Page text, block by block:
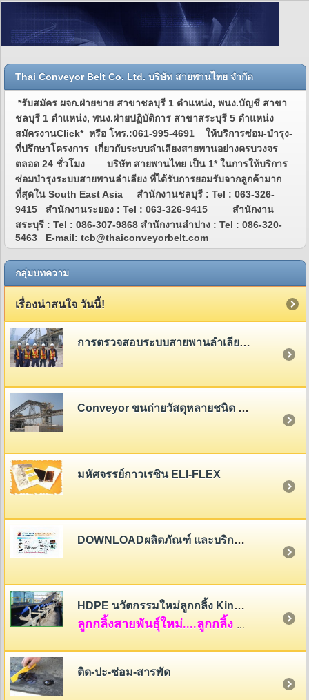
Thai Conveyor Belt Co. Ltd. บริษัท สายพานไทย จำกัด
*รับสมัคร ผจก.ฝ่ายขาย สาขาชลบุรี 1 ตำแหน่ง, พนง.บัญชี สาขา
ชลบุรี 1 ตำแหน่ง, พนง.ฝ่ายปฏิบัติการ สาขาสระบุรี 5 ตำแหน่ง
สมัครงานClick* หรือ โทร.:061-995-4691 ให้บริการซ่อม-บำรุง-
ที่ปรึกษาโครงการ เกี่ยวกับระบบลำเลียงสายพานอย่างครบวงจร
ตลอด 24 ชั่วโมง บริษัท สายพานไทย เป็น 1* ในการให้บริการ
ซ่อมบำรุงระบบสายพานลำเลียง ที่ได้รับการยอมรับจากลูกค้ามาก
ที่สุดใน South East Asia สำนักงานชลบุรี : Tel : 063-326-
9415 สำนักงานระยอง : Tel : 063-326-9415 สำนักงาน
สระบุรี : Tel : 086-307-9868 สำนักงานลำปาง : Tel : 086-320-
5463 E-mail: tcb@thaiconveyorbelt.com
กลุ่มบทความ
เรื่องน่าสนใจ วันนี้!
การตรวจสอบระบบสายพานลำเลียง (Belt Conveyor System Inspection)
Conveyor ขนถ่ายวัสดุหลายชนิด - หลายขนาด
มหัศจรรย์กาวเรซิน ELI-FLEX
DOWNLOADผลิตภัณฑ์ และบริการของสายพานไทย
HDPE นวัตกรรมใหม่ลูกกลิ้ง King Roller (HDPE Rollers Innovation)
ลูกกลิ้งสายพันธุ์ใหม่....ลูกกลิ้ง HDPE
ติด-ปะ-ซ่อม-สารพัด